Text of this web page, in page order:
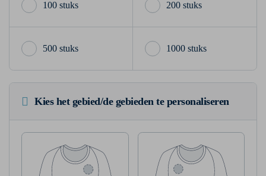
100 stuks 200 stuks
500 stuks 1000 stuks
Kies het gebied/de gebieden te personaliseren